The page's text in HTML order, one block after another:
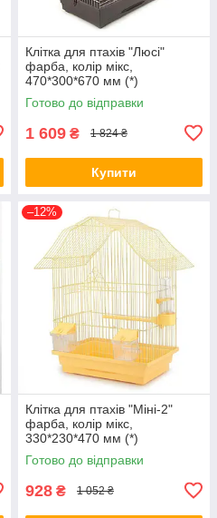
Клітка для птахів "Люсі"
фарба, колір мікс,
470*300*670 мм (*)
Готово до відправки
1 609 ₴ 1 824 ₴
Купити
–12%
Клітка для птахів "Міні-2"
фарба, колір мікс,
330*230*470 мм (*)
Готово до відправки
928 ₴ 1 052 ₴